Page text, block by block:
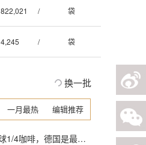
822,021 / 袋
4,245 / 袋
换一批
一月最热 编辑推荐
欧洲咖啡报告：消费全球1/4咖啡，德国是最大进口国，意大利在烘焙咖啡生产中领先